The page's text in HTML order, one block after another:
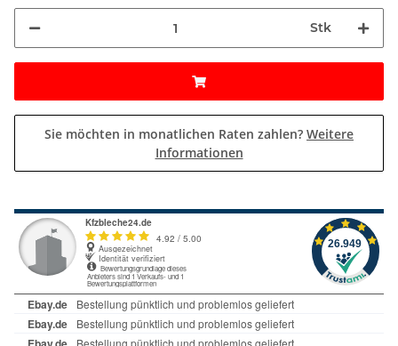
Stk
Sie möchten in monatlichen Raten zahlen? Weitere
Informationen